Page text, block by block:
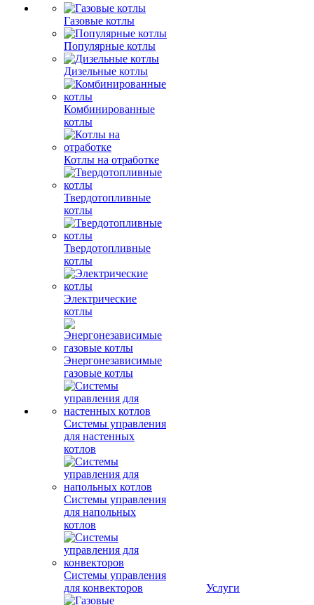
Газовые котлы
Популярные котлы
Дизельные котлы
Комбинированные
котлы
Котлы на отработке
Твердотопливные
котлы
Твердотопливные
котлы
Электрические
котлы
Энергонезависимые
газовые котлы
Системы управления
для настенных
котлов
Системы управления
для напольных
котлов
Системы управления
для конвекторов
Услуги